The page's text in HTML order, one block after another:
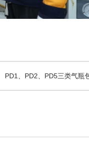
PD1、PD2、PD5三类气瓶